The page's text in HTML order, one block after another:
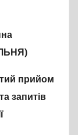
прийом
запитів